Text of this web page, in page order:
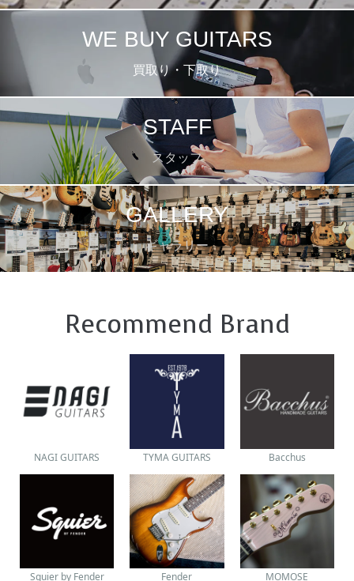
WE BUY GUITARS
買取り・下取り
STAFF
スタッフ
GALLERY
ギャラリー
Recommend Brand
NAGI GUITARS TYMA GUITARS Bacchus
Squier by Fender Fender MOMOSE